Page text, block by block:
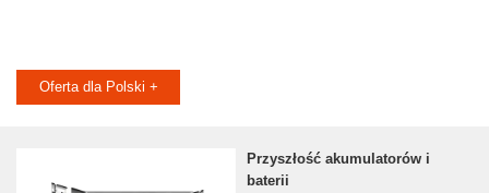
Oferta dla Polski +
Przyszłość akumulatorów i
baterii